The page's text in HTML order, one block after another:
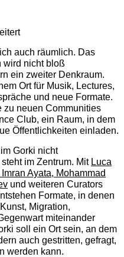
auch räumlich. Das
wird nicht bloß
ein zweiter Denkraum.
Ort für Musik, Lectures,
und neue Formate.
neuen Communities
Club, ein Raum, in dem
Öffentlichkeiten einladen.
Gorki nicht
im Zentrum. Mit Luca
Ayata, Mohammad
und weiteren Curators
Formate, in denen
Migration,
miteinander
soll ein Ort sein, an dem
auch gestritten, gefragt,
werden kann.